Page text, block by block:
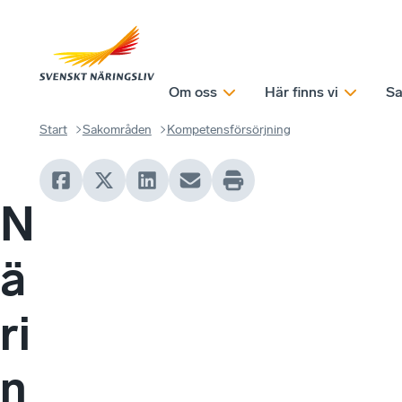
Om oss Här finns vi
Start Sakområden Kompetensförsörjning
N
ä
ri
n